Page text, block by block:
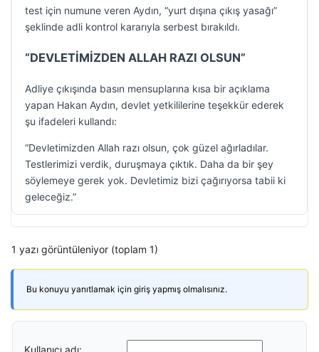
test için numune veren Aydın, “yurt dışına çıkış yasağı”
şeklinde adli kontrol kararıyla serbest bırakıldı.
“DEVLETİMİZDEN ALLAH RAZI OLSUN”
Adliye çıkışında basın mensuplarına kısa bir açıklama
yapan Hakan Aydın, devlet yetkililerine teşekkür ederek
şu ifadeleri kullandı:
“Devletimizden Allah razı olsun, çok güzel ağırladılar.
Testlerimizi verdik, duruşmaya çıktık. Daha da bir şey
söylemeye gerek yok. Devletimiz bizi çağırıyorsa tabii ki
geleceğiz.”
1 yazı görüntüleniyor (toplam 1)
Bu konuyu yanıtlamak için giriş yapmış olmalısınız.
Kullanıcı adı: